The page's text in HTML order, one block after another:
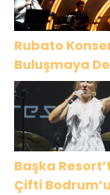
Rubato
Buluşmaya
Başka Resort’ta
Çifti